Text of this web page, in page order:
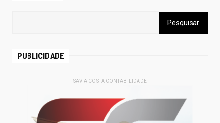
PUBLICIDADE
- - SAVIA COSTA CONTABILIDADE - -